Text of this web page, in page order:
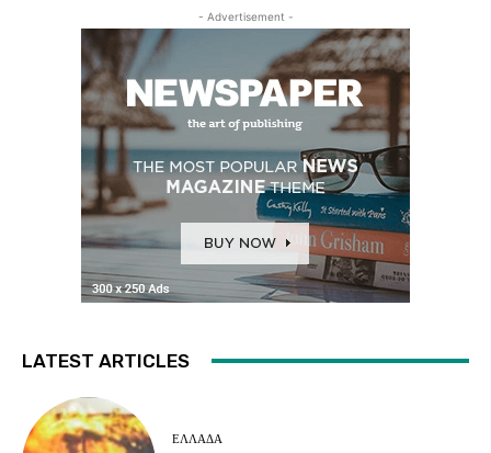
- Advertisement -
LATEST ARTICLES
ΕΛΛΑΔΑ